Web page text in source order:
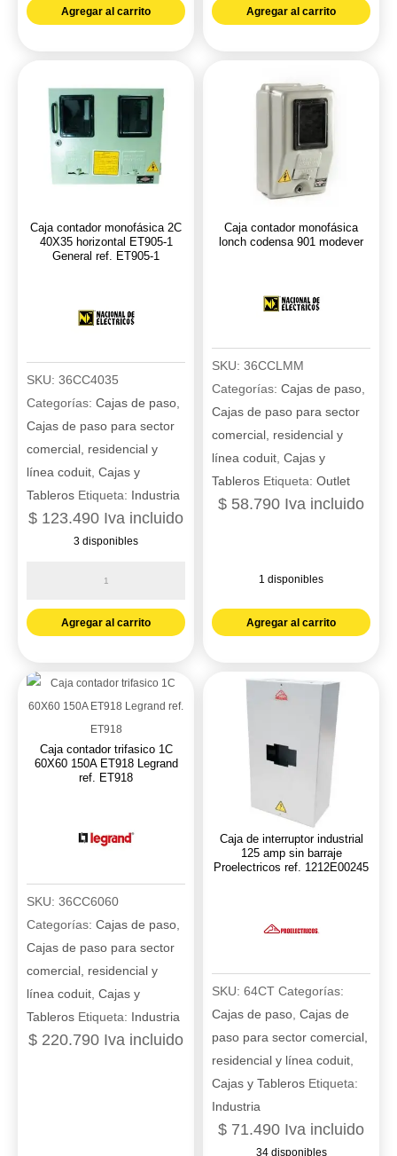
plastica-
cantidad
Agregar al carrito
plastica-Agregar al carrito
Caja contador monofásica 2C
40X35 horizontal ET905-1
General ref. ET905-1
SKU: 36CC4035
Categorías: Cajas de paso,
Cajas de paso para sector
comercial, residencial y
línea coduit, Cajas y
Tableros Etiqueta: Industria
$ 123.490 Iva incluido
3 disponibles
monofásica
horizontal
ET905-
General
Agregar al carrito
Caja contador monofásica
lonch codensa 901 modever
SKU: 36CCLMM
Categorías: Cajas de paso,
Cajas de paso para sector
comercial, residencial y
línea coduit, Cajas y
Tableros Etiqueta: Outlet
$ 58.790 Iva incluido
1 disponibles
Caja
contador
lonch
modever
Agregar al carrito
Caja contador trifasico 1C
60X60 150A ET918 Legrand
ref. ET918
SKU: 36CC6060
Categorías: Cajas de paso,
Cajas de paso para sector
comercial, residencial y
línea coduit, Cajas y
Tableros Etiqueta: Industria
$ 220.790 Iva incluido
Caja de interruptor industrial
125 amp sin barraje
Proelectricos ref. 1212E00245
SKU: 64CT Categorías:
Cajas de paso, Cajas de
paso para sector comercial,
residencial y línea coduit,
Cajas y Tableros Etiqueta:
Industria
$ 71.490 Iva incluido
34 disponibles